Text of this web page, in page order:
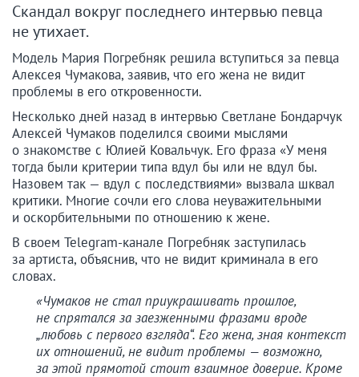
Скандал вокруг последнего интервью певца
не утихает.
Модель Мария Погребняк решила вступиться за певца
Алексея Чумакова, заявив, что его жена не видит
проблемы в его откровенности.
Несколько дней назад в интервью Светлане Бондарчук
Алексей Чумаков поделился своими мыслями
о знакомстве с Юлией Ковальчук. Его фраза «У меня
тогда были критерии типа вдул бы или не вдул бы.
Назовем так — вдул с последствиями» вызвала шквал
критики. Многие сочли его слова неуважительными
и оскорбительными по отношению к жене.
В своем Telegram-канале Погребняк заступилась
за артиста, объяснив, что не видит криминала в его
словах.
«Чумаков не стал приукрашивать прошлое,
не спрятался за заезженными фразами вроде
„любовь с первого взгляда“. Его жена, зная контекст
их отношений, не видит проблемы — возможно,
за этой прямотой стоит взаимное доверие. Кроме